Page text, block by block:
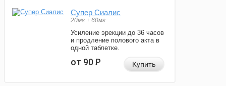
Супер Сиалис
20мг + 60мг
Усиление эрекции до 36 часов
и продление полового акта в
одной таблетке.
от 90Р Купить